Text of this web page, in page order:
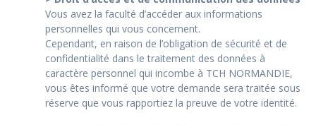
Vous avez la faculté d’accéder aux informations
personnelles qui vous concernent.
Cependant, en raison de l’obligation de sécurité et de
confidentialité dans le traitement des données à
caractère personnel qui incombe à TCH NORMANDIE,
vous êtes informé que votre demande sera traitée sous
réserve que vous rapportiez la preuve de votre identité.